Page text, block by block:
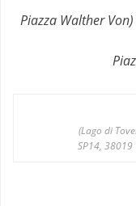
בתמונה: כיכר וולטר המפורסם בבולצאנו (Piazza Walther Von